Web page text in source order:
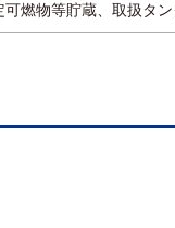
可燃物等貯蔵、取扱タ